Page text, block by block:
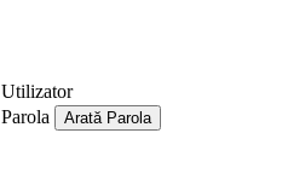
Utilizator
Parola
Arată Parola